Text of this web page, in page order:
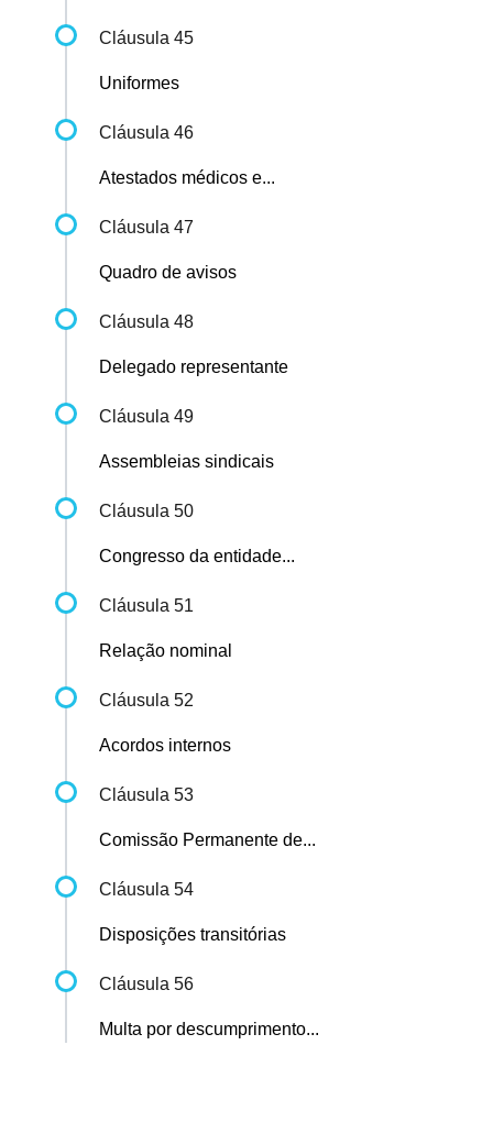
Cláusula 45
Uniformes
Cláusula 46
Atestados médicos e...
Cláusula 47
Quadro de avisos
Cláusula 48
Delegado representante
Cláusula 49
Assembleias sindicais
Cláusula 50
Congresso da entidade...
Cláusula 51
Relação nominal
Cláusula 52
Acordos internos
Cláusula 53
Comissão Permanente de...
Cláusula 54
Disposições transitórias
Cláusula 56
Multa por descumprimento...